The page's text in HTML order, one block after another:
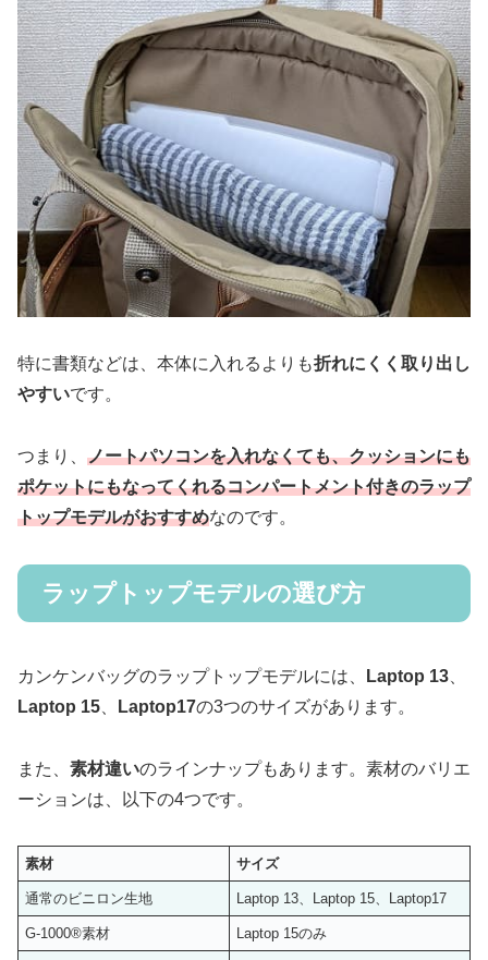
特に書類などは、本体に入れるよりも折れにくく取り出し
やすいです。
つまり、 ノートパソコンを入れなくても、クッションにも
ポケットにもなってくれるコンパートメント付きのラップ
トップモデルがおすすめなのです。
ラップトップモデルの選び方
カンケンバッグのラップトップモデルには、 Laptop 13
Laptop 15
Laptop17の3つのサイズがあります。
また、 素材違いのラインナップもあります。素材のバリエ
ーションは、以下の4つです。
素材 サイズ
通常のビニロン生地 Laptop 13、Laptop 15、Laptop17
G-1000®素材 Laptop 15のみ